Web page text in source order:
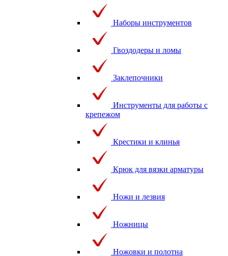
Наборы инструментов
Гвоздодеры и ломы
Заклепочники
Инструменты для работы с
крепежом
Крестики и клинья
Крюк для вязки арматуры
Ножи и лезвия
Ножницы
Ножовки и полотна